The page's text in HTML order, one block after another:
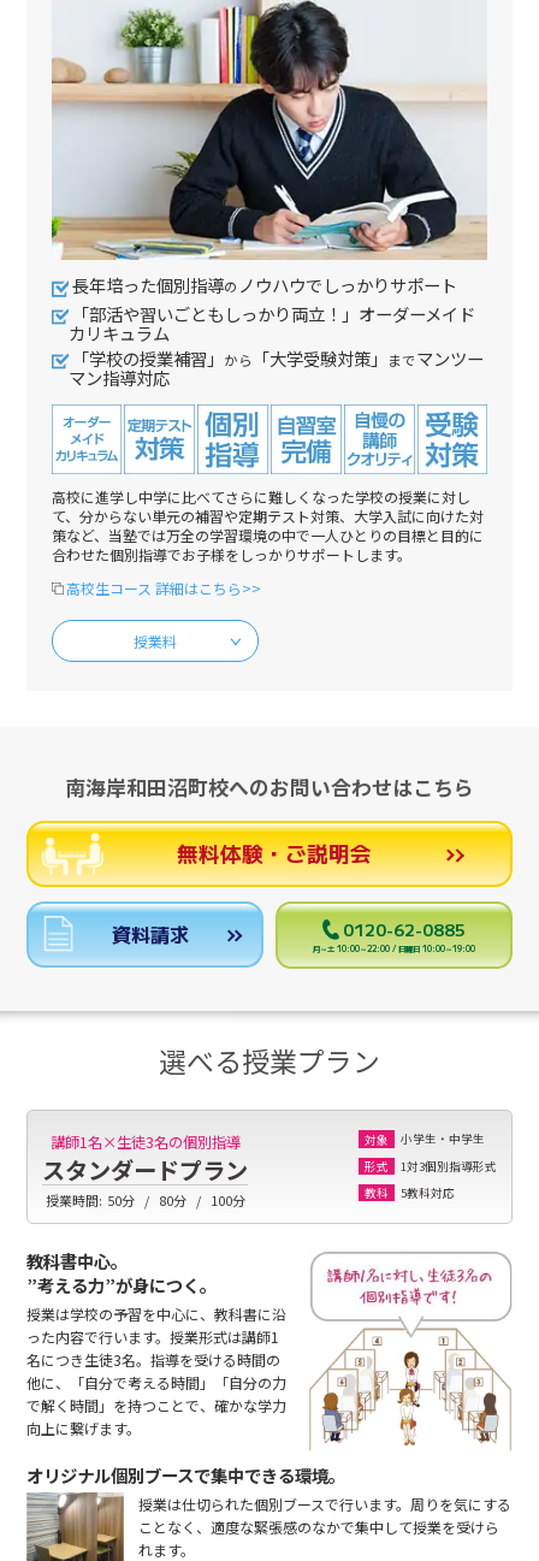
長年培った個別指導の ノウハウでしっかりサポート
「部活や習いごともしっかり両立！」オーダーメイド
カリキュラム
「学校の授業補習」
から 「大学受験対策」 までマンツー
マン指導対応
高校に進学し中学に比べてさらに難しくなった学校の授業に対し
て、分からない単元の補習や定期テスト対策、大学入試に向けた対
策など、当塾では万全の学習環境の中で一人ひとりの目標と目的に
合わせた個別指導でお子様をしっかりサポートします。
高校生コース 詳細はこちら>>
授業料
南海岸和田沼町校へのお問い合わせはこちら
無料体験・ご説明会
資料請求 0120-62-0885
月～土 10:00～22:00 / 日曜日 10:00～19:00
選べる授業プラン
講師1名×生徒3名の個別指導
スタンダードプラン
授業時間: 50分 80分 100分
対象
小学生・中学生
形式
1対3個別指導形式
教科
5教科対応
教科書中心。
”考える力”が身につく。
授業は学校の予習を中心に、教科書に沿
った内容で行います。授業形式は講師1
名につき生徒3名。指導を受ける時間の
他に、「自分で考える時間」「自分の力
で解く時間」を持つことで、確かな学力
向上に繋げます。
オリジナル個別ブースで集中できる環境。
授業は仕切られた個別ブースで行います。周りを気にする
ことなく、適度な緊張感のなかで集中して授業を受けら
れます。